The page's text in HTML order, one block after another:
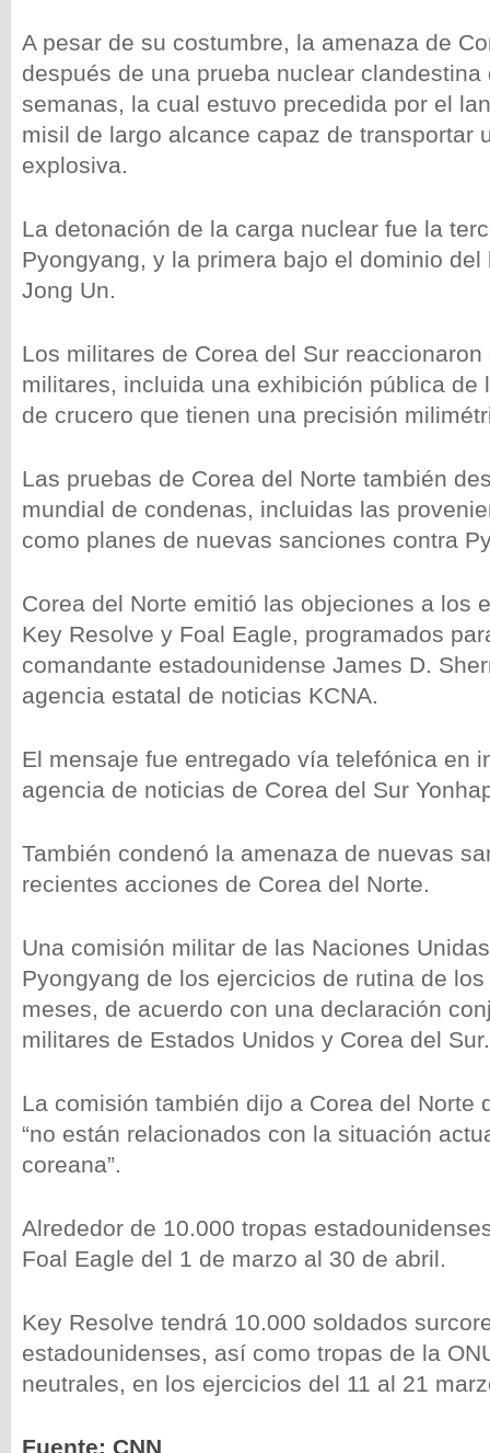
A pesar de su costumbre, la amenaza de
después de una prueba nuclear clandestina
semanas, la cual estuvo precedida por el
misil de largo alcance capaz de transportar
explosiva.
La detonación de la carga nuclear fue la
Pyongyang, y la primera bajo el dominio
Jong Un.
Los militares de Corea del Sur
militares, incluida una exhibición pública de
de crucero que tienen una precisión
Las pruebas de Corea del Norte también
mundial de condenas, incluidas las
como planes de nuevas sanciones contra
Corea del Norte emitió las objeciones a los
Key Resolve y Foal Eagle, programados
comandante estadounidense James D.
agencia estatal de noticias KCNA.
El mensaje fue entregado vía telefónica en
agencia de noticias de Corea del Sur
También condenó la amenaza de nuevas
recientes acciones de Corea del Norte.
Una comisión militar de las Naciones
Pyongyang de los ejercicios de rutina de
meses, de acuerdo con una declaración
militares de Estados Unidos y Corea del Sur.
La comisión también dijo a Corea del Norte
“no están relacionados con la situación
coreana”.
Alrededor de 10.000 tropas
Foal Eagle del 1 de marzo al 30 de abril.
Key Resolve tendrá 10.000 soldados
estadounidenses, así como tropas de la
neutrales, en los ejercicios del 11 al 21
Fuente: CNN